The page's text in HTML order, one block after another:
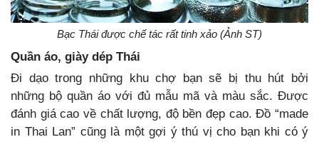
Bạc Thái được chế tác rất tinh xảo (Ảnh ST)
Quần áo, giày dép Thái
Đi dạo trong những khu chợ bạn sẽ bị thu hút bởi
những bộ quần áo với đủ mẫu mã và màu sắc. Được
đánh giá cao về chất lượng, độ bền đẹp cao. Đồ “made
in Thai Lan” cũng là một gợi ý thú vị cho bạn khi có ý